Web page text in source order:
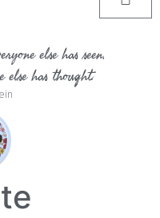
else has seen,
has thought.